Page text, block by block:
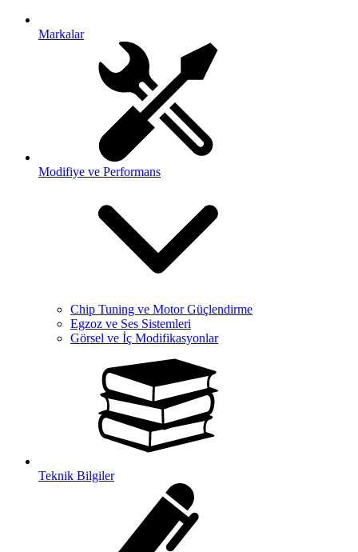
Markalar
Modifiye ve Performans
Chip Tuning ve Motor Güçlendirme
Egzoz ve Ses Sistemleri
Görsel ve İç Modifikasyonlar
Teknik Bilgiler